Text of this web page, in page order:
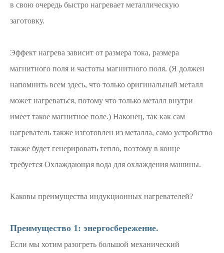
в свою очередь быстро нагревает металлическую
заготовку.
Эффект нагрева зависит от размера тока, размера
магнитного поля и частоты магнитного поля. (Я должен
напомнить всем здесь, что только оригинальный металл
может нагреваться, потому что только металл внутри
имеет такое магнитное поле.) Наконец, так как сам
нагреватель также изготовлен из металла, само устройство
также будет генерировать тепло, поэтому в конце
требуется Охлаждающая вода для охлаждения машины.
Каковы преимущества индукционных нагревателей?
Преимущество 1: энергосбережение.
Если мы хотим разогреть большой механический